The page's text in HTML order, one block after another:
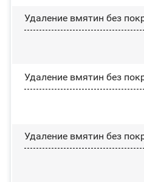
Удаление вмятин без
Удаление вмятин без
Удаление вмятин без